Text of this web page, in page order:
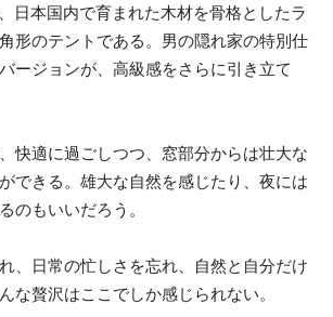
日本国内で育まれた木材を骨格としたラ
形のテントである。男の隠れ家の特別仕
ージョンが、高級感をさらに引き立て
快適に過ごしつつ、窓部分からは壮大な
できる。雄大な自然を感じたり、夜には
のもいいだろう。
、日常の忙しさを忘れ、自然と自分だけ
な贅沢はここでしか感じられない。